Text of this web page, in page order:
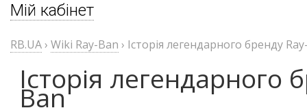
Мій кабінет
RB.UA› Wiki Ray-Ban › Історія легендарного бренду
Історія легендарного
Ban